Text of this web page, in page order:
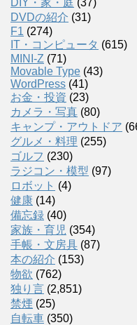
DVDの紹介 (31)
F1 (274)
IT・コンピュータ (615)
MINI-Z (71)
Movable Type (43)
WordPress (41)
お金・投資 (23)
カメラ・写真 (80)
キャンプ・アウトドア
グルメ・料理 (255)
ゴルフ (230)
ラジコン・模型 (97)
ロボット (4)
健康 (14)
備忘録 (40)
家族・育児 (354)
手帳・文房具 (87)
本の紹介 (153)
物欲 (762)
独り言 (2,851)
禁煙 (25)
自転車 (350)